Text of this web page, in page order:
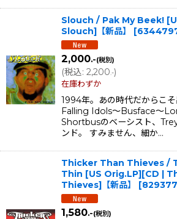
Slouch / Pak My Beek!
Slouch]【新品】
[
2,000.-(税別)
(税込: 2,200.-)
在庫わずか
1994年。あの時代だからこそ
Falling Idols〜Busface〜
Shortbusのベーシスト、
ンド。 すみません、細か…
Thicker Than Thieves /
Thin [US Orig.LP][CD |
Thieves]【新品】
[
1,580.-(税別)